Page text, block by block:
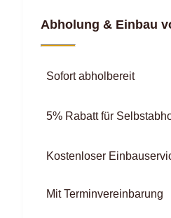
Abholung & Einbau
Sofort abholbereit
5% Rabatt für
Kostenloser
Mit Terminvereinbarung